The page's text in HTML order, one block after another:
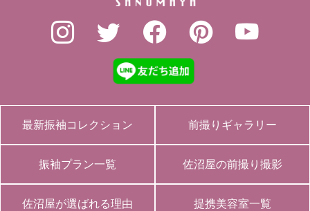
最新振袖コレクション 前撮りギャラリー
振袖プラン一覧 佐沼屋の前撮り撮影
佐沼屋が選ばれる理由 提携美容室一覧